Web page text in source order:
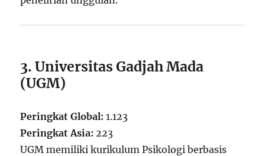
3. Universitas Gadjah Mada
(UGM)
Peringkat Global: 1.123
Peringkat Asia: 223
UGM memiliki kurikulum Psikologi berbasis